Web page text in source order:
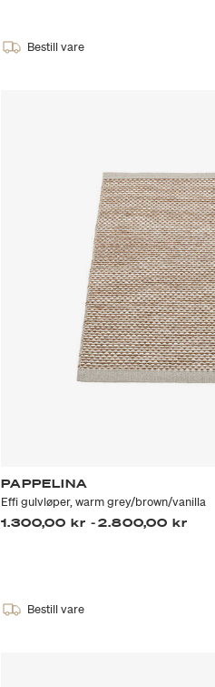
Bestill vare
PAPPELINA
Effi gulvløper, warm grey/brown/vanilla
1.300,00 kr -2.800,00 kr
Bestill vare